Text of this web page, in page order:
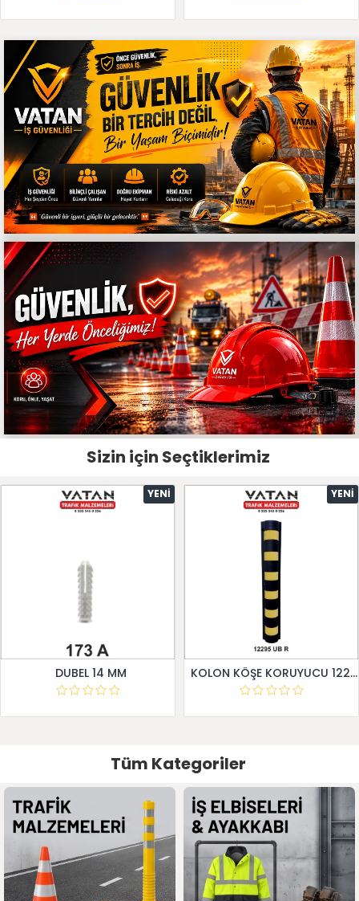
Sizin için Seçtiklerimiz
YENI
DUBEL 14 MM
YENI
KOLON KÖŞE KORUYUCU 12295 UB R
Tüm Kategoriler